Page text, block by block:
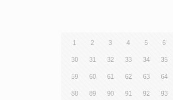
1 2 3 4 5 6
30 31 32 33 34 35
59 60 61 62 63 64
88 89 90 91 92 93